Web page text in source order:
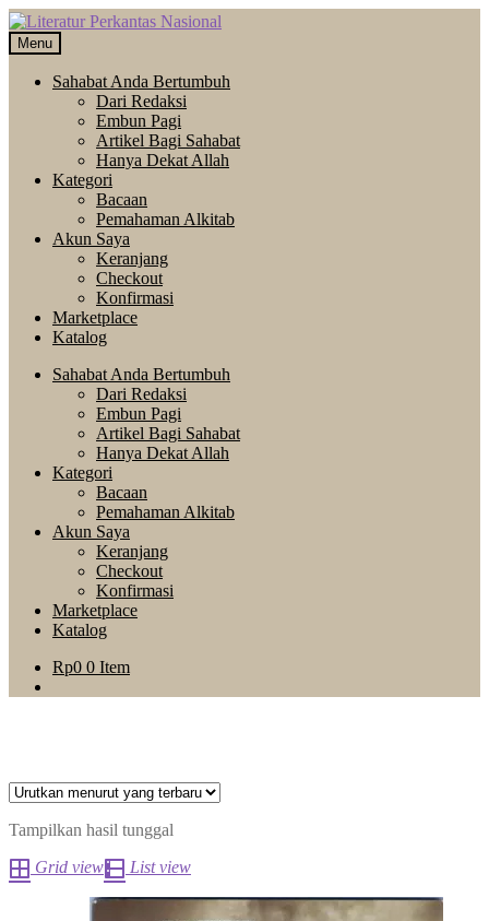
Skip
to
navigation
Langsung
ke
isi
Menu
Sahabat Anda Bertumbuh
Dari Redaksi
Embun Pagi
Artikel Bagi Sahabat
Hanya Dekat Allah
Kategori
Bacaan
Pemahaman Alkitab
Akun Saya
Keranjang
Checkout
Konfirmasi
Marketplace
Katalog
Sahabat Anda Bertumbuh
Dari Redaksi
Embun Pagi
Artikel Bagi Sahabat
Hanya Dekat Allah
Kategori
Bacaan
Pemahaman Alkitab
Akun Saya
Keranjang
Checkout
Konfirmasi
Marketplace
Katalog
Rp0 0 Item
Tampilkan hasil tunggal
Grid view
List view